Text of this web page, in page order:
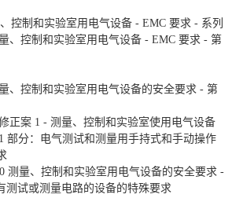
控制和实验室用电气设备 - EMC 要求 - 系列
、控制和实验室用电气设备 - EMC 要求 - 第
、控制和实验室用电气设备的安全要求 - 第
正案 1 - 测量、控制和实验室使用电气设备
部分：电气测试和测量用手持式和手动操作
测量、控制和实验室用电气设备的安全要求 -
测试或测量电路的设备的特殊要求